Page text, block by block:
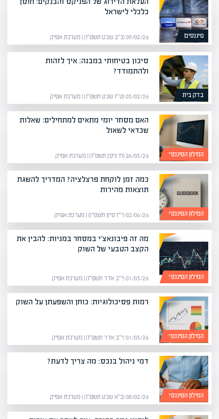
פיננסים
כלכלי לישראל
09/02/26 (כ״ב שבט תשפ״ו) | מערכת אפיק
בדק בית
סיכון בטיחותי במבנה: איך לזהות
ולהתמודד?
03/02/26 (ט״ז שבט תשפ״ו) | מערכת אפיק
המילון הפיננסי
האם מסחר יומי מתאים למתחילים: שאלות
שכדאי לשאול
26/03/26 (ח׳ ניסן תשפ״ו) | מערכת אפיק
המילון הפיננסי
כמה זמן לוקחת פרצלציה? המדריך להשגת
תוצאות מהירות
02/06/26 (י״ז סיון תשפ״ו) | מערכת אפיק
המילון הפיננסי
מה זה פיבונאצ'י במסחר במניות: להבין את
הקצב הטבעי של השוק
01/03/26 (י״ב אדר תשפ״ו) | מערכת אפיק
המילון הפיננסי
רמות פסיכולוגיות: כוחן והשפעתן על השוק
01/03/26 (י״ב אדר תשפ״ו) | מערכת אפיק
המילון הפיננסי
דמי ניהול בנכס: מה צריך לדעת?
08/02/26 (כ״א שבט תשפ״ו) | מערכת אפיק